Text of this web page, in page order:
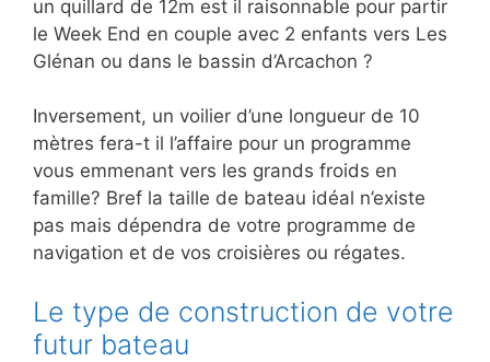
un quillard de 12m est il raisonnable pour partir
le Week End en couple avec 2 enfants vers Les
Glénan ou dans le bassin d’Arcachon ?
Inversement, un voilier d’une longueur de 10
mètres fera-t il l’affaire pour un programme
vous emmenant vers les grands froids en
famille? Bref la taille de bateau idéal n’existe
pas mais dépendra de votre programme de
navigation et de vos croisières ou régates.
Le type de construction de votre
futur bateau